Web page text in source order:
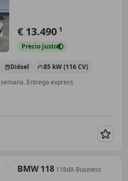
€ 13.490 1
Precio justo
Diésel
85 kW (116 CV)
Entrega express
BMW 118 118dA Business